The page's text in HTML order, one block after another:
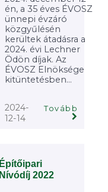
én, a 35 éves ÉVOSZ
ünnepi évzáró
közgyűlésén
kerültek átadásra a
2024. évi Lechner
Ödön díjak. Az
ÉVOSZ Elnöksége
kitüntetésben...
2024-
12-14
Tovább
Építőipari
Nívódíj 2022